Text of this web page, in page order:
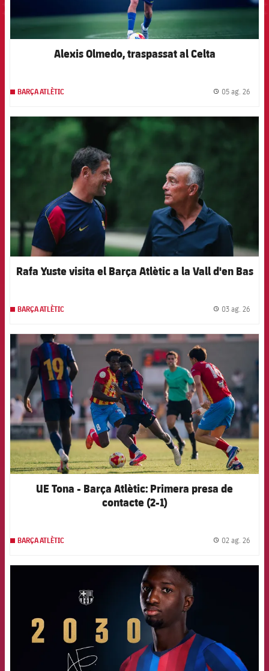
Alexis Olmedo, traspassat al Celta
BARÇA ATLÈTIC 05 ag. 26
FCB Barcelona badge
Rafa Yuste visita el Barça Atlètic a la Vall d'en Bas
BARÇA ATLÈTIC 03 ag. 26
FCB Barcelona badge
UE Tona - Barça Atlètic: Primera presa de
contacte (2-1)
BARÇA ATLÈTIC 02 ag. 26
FCB Barcelona badge